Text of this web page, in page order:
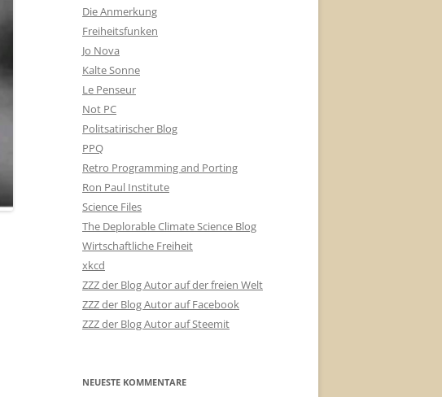
Die Anmerkung
Freiheitsfunken
Jo Nova
Kalte Sonne
Le Penseur
Not PC
Politsatirischer Blog
PPQ
Retro Programming and Porting
Ron Paul Institute
Science Files
The Deplorable Climate Science Blog
Wirtschaftliche Freiheit
xkcd
ZZZ der Blog Autor auf der freien Welt
ZZZ der Blog Autor auf Facebook
ZZZ der Blog Autor auf Steemit
NEUESTE KOMMENTARE